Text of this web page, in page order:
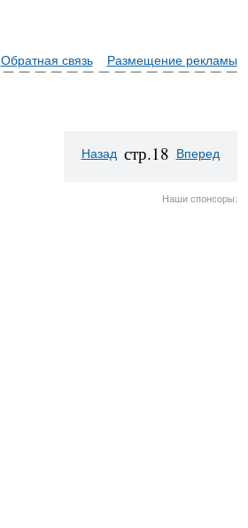
Обратная связь Размещение рекламы
Назад стр.18 Вперед
Наши спонсоры: